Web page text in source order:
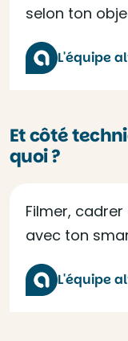
selon ton
L'équipe
Et côté
quoi ?
Filmer,
avec ton
L'équipe